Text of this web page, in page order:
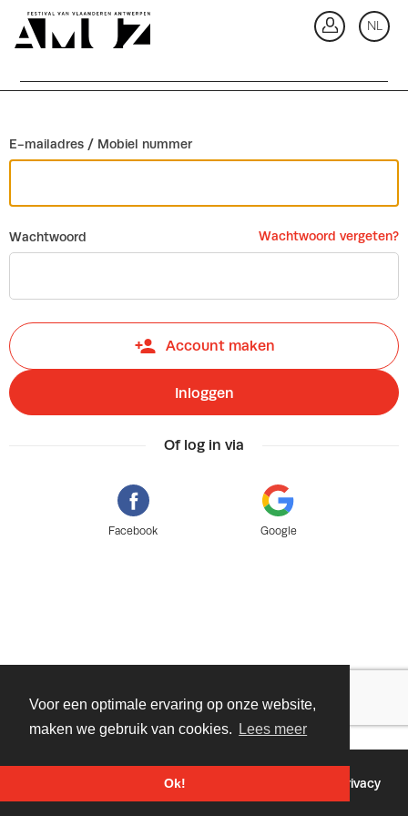
Voor een optimale ervaring op onze website,
maken we gebruik van cookies.
Lees meer
Ok!
NL
E-mailadres / Mobiel nummer
Wachtwoord Wachtwoord vergeten?
Account maken
Inloggen
Of log in via
Facebook Google
Tixly Privacy